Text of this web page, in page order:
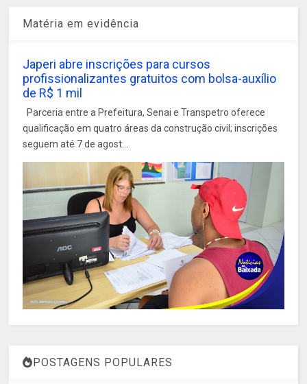
Matéria em evidência
Japeri abre inscrições para cursos
profissionalizantes gratuitos com bolsa-auxílio
de R$ 1 mil
Parceria entre a Prefeitura, Senai e Transpetro oferece
qualificação em quatro áreas da construção civil; inscrições
seguem até 7 de agost...
POSTAGENS POPULARES